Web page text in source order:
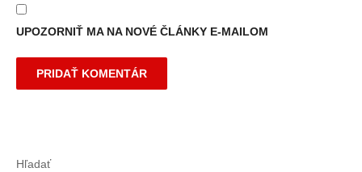
UPOZORNIŤ MA NA NOVÉ ČLÁNKY E-MAILOM
Hľadať